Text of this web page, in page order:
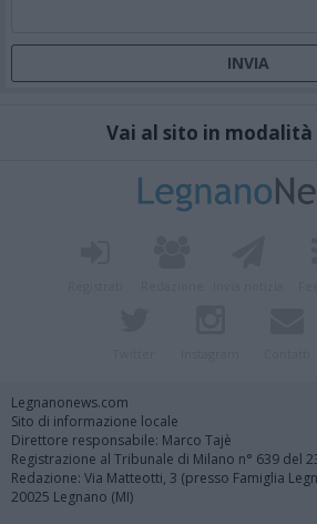
Vai al sito in modalità
Legnanonews.com
Sito di informazione locale
Direttore responsabile: Marco Tajè
Registrazione al Tribunale di Milano n° 639 del
Redazione: Via Matteotti, 3 (presso Famiglia
20025 Legnano (MI)